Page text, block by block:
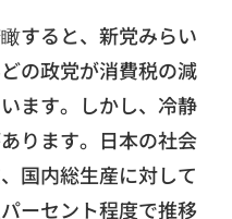
すると、新党みらい
の政党が消費税の減
ます。 しかし、冷静
ります。 日本の社会
国内総生産に対して
ーセント程度で推移